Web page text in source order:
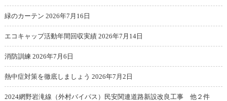
緑のカーテン 2026年7月16日
エコキャップ活動年間回収実績 2026年7月14日
消防訓練 2026年7月6日
熱中症対策を徹底しましょう 2026年7月2日
2024網野岩滝線（外村バイパス）民安関連道路新設改良工事 他２件